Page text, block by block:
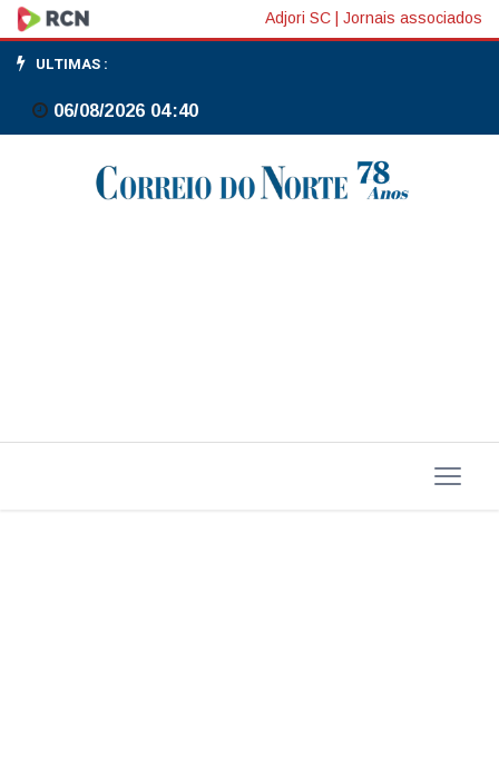
Novo
filme
de
Karim
Aïnouz
Festival
Adjori SC Jornais associados
ULTIMAS :
06/08/2026 04:40